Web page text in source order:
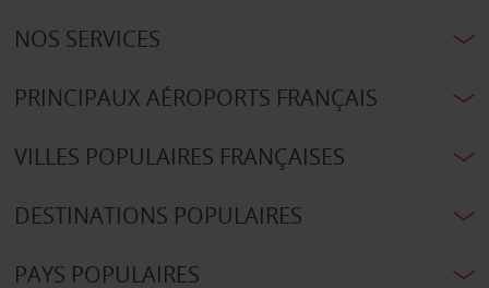
NOS SERVICES
PRINCIPAUX AÉROPORTS FRANÇAIS
VILLES POPULAIRES FRANÇAISES
DESTINATIONS POPULAIRES
PAYS POPULAIRES